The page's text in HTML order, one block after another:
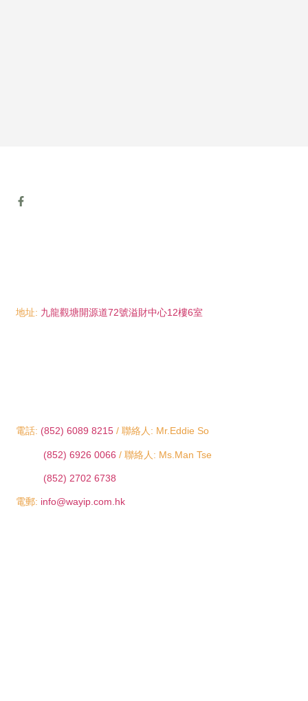
電話: (852) 6089 8215 / 聯絡人: Mr.Eddie So
(852) 6926 0066/ 聯絡人: Ms.Man Tse
(852) 2702 6738
電郵: info@wayip.com.hk
地址: 九龍觀塘開源道72號溢財中心12樓6室